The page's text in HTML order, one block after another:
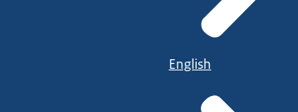
English